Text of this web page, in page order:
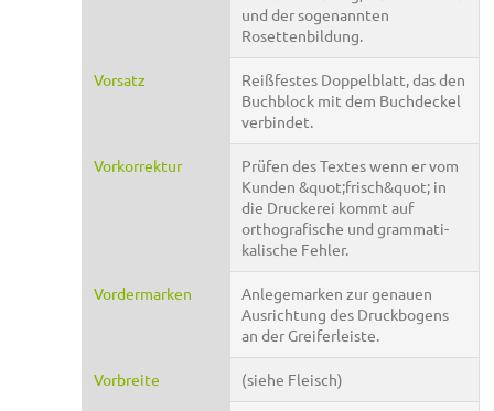
und der sogenannten
Rosettenbildung.
Vorsatz
Reißfestes Doppelblatt, das den
Buchblock mit dem Buchdeckel
verbindet.
Vorkorrektur
Prüfen des Textes wenn er vom
Kunden &quot;frisch&quot; in
die Druckerei kommt auf
orthografische und grammati-
kalische Fehler.
Vordermarken
Anlegemarken zur genauen
Ausrichtung des Druckbogens
an der Greiferleiste.
Vorbreite (siehe Fleisch)